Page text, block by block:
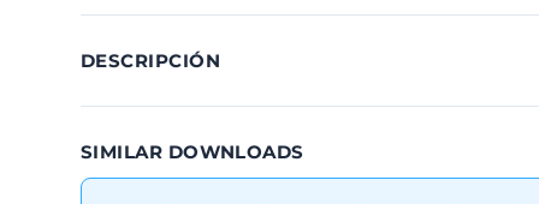
DESCRIPCIÓN
SIMILAR DOWNLOADS